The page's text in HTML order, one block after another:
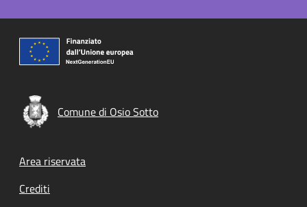
Comune di Osio Sotto
Footer menu
Area riservata
Crediti